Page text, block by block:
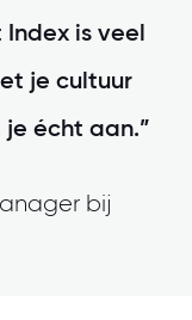
is veel
je cultuur
écht aan.”
bij